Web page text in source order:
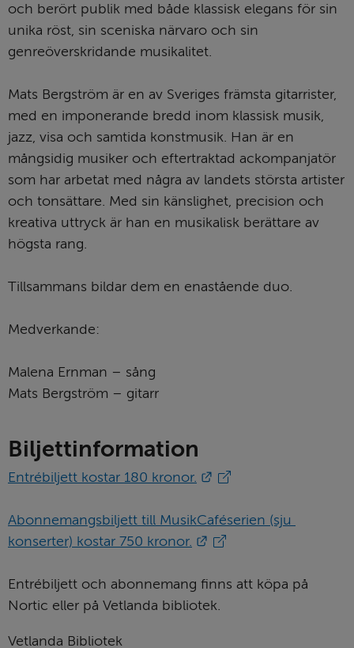
och berört publik med både klassisk elegans för sin
unika röst, sin sceniska närvaro och sin
genreöverskridande musikalitet.
Mats Bergström är en av Sveriges främsta gitarrister,
med en imponerande bredd inom klassisk musik,
jazz, visa och samtida konstmusik. Han är en
mångsidig musiker och eftertraktad ackompanjatör
som har arbetat med några av landets största artister
och tonsättare. Med sin känslighet, precision och
kreativa uttryck är han en musikalisk berättare av
högsta rang.
Tillsammans bildar dem en enastående duo.
Medverkande:
Malena Ernman – sång
Mats Bergström – gitarr
Biljettinformation
Entrébiljett kostar 180 kronor. Länk till annan
Abonnemangsbiljett till MusikCaféserien (sju
konserter) kostar 750 kronor.
Länk till annan
Entrébiljett och abonnemang finns att köpa på
Nortic eller på Vetlanda bibliotek.
Vetlanda Bibliotek